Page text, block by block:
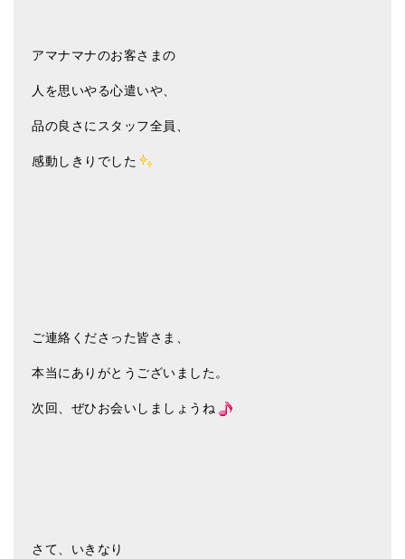
アマナマナのお客さまの
人を思いやる心遣いや、
品の良さにスタッフ全員、
感動しきりでした
ご連絡くださった皆さま、
本当にありがとうございました。
次回、ぜひお会いしましょうね
さて、いきなり